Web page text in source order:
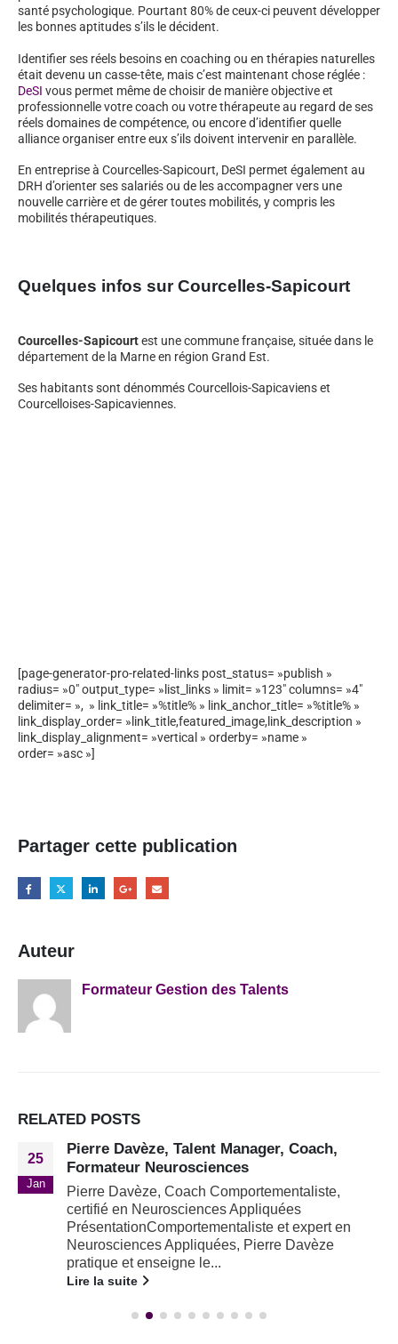
santé psychologique. Pourtant 80% de ceux-ci peuvent développer
les bonnes aptitudes s’ils le décident.
Identifier ses réels besoins en coaching ou en thérapies naturelles
était devenu un casse-tête, mais c’est maintenant chose réglée :
DeSI vous permet même de choisir de manière objective et
professionnelle votre coach ou votre thérapeute au regard de ses
réels domaines de compétence, ou encore d’identifier quelle
alliance organiser entre eux s’ils doivent intervenir en parallèle.
En entreprise à Courcelles-Sapicourt, DeSI permet également au
DRH d’orienter ses salariés ou de les accompagner vers une
nouvelle carrière et de gérer toutes mobilités, y compris les
mobilités thérapeutiques.
Quelques infos sur Courcelles-Sapicourt
Courcelles-Sapicourtest une commune française, située dans le
département de la Marne en région Grand Est.
Ses habitants sont dénommés Courcellois-Sapicaviens et
Courcelloises-Sapicaviennes.
[page-generator-pro-related-links post_status= »publish »
radius= »0″ output_type= »list_links » limit= »123″ columns= »4″
delimiter= », » link_title= »%title% » link_anchor_title= »%title% »
link_display_order= »link_title,featured_image,link_description »
link_display_alignment= »vertical » orderby= »name »
order= »asc »]
Partager cette publication
Auteur
Formateur Gestion des Talents
RELATED POSTS
25
Jan
Pierre Davèze, Talent Manager, Coach,
Formateur Neurosciences
Pierre Davèze, Coach Comportementaliste,
certifié en Neurosciences Appliquées
PrésentationComportementaliste et expert en
Neurosciences Appliquées, Pierre Davèze
pratique et enseigne le...
Lire la suite